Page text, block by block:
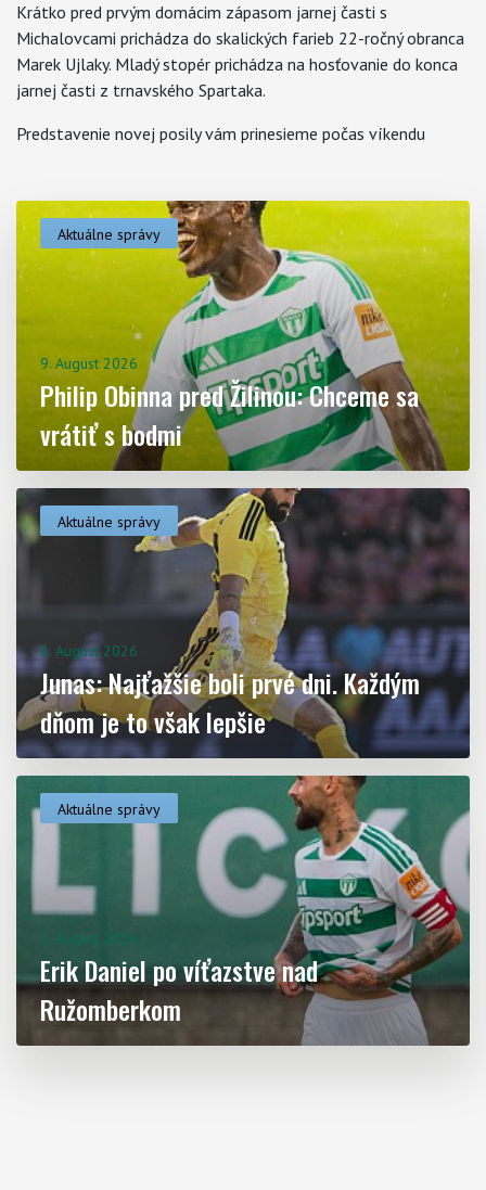
Krátko pred prvým domácim zápasom jarnej časti s
Michalovcami prichádza do skalických farieb 22-ročný obranca
Marek Ujlaky. Mladý stopér prichádza na hosťovanie do konca
jarnej časti z trnavského Spartaka.
Predstavenie novej posily vám prinesieme počas víkendu
Aktuality
Aktuálne správy
9. August 2026
Philip Obinna pred Žilinou: Chceme sa
vrátiť s bodmi
Aktuálne správy
8. August 2026
Junas: Najťažšie boli prvé dni. Každým
dňom je to však lepšie
Aktuálne správy
3. August 2026
Erik Daniel po víťazstve nad
Ružomberkom